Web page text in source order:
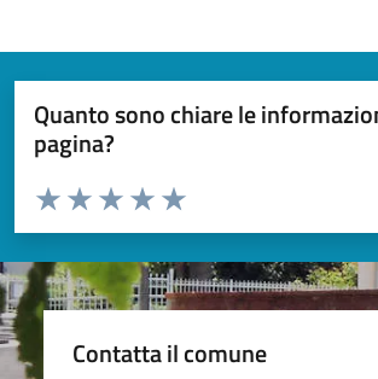
Quanto sono chiare le
pagina?
Valuta da 1 a 5 stelle la pagina
Valuta 5 stelle su 5
Valuta 4 stelle su 5
Valuta 3 stelle su 5
Valuta 2 stelle su 5
Valuta 1 stelle su 5
Contatta il comune